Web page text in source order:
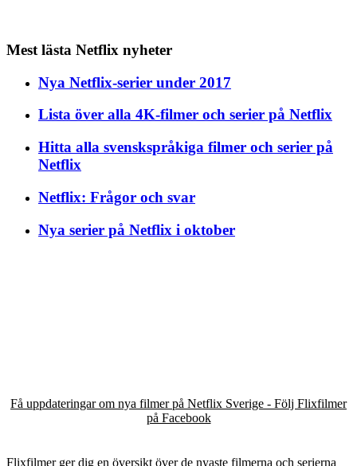
Mest lästa Netflix nyheter
Nya Netflix-serier under 2017
Lista över alla 4K-filmer och serier på Netflix
Hitta alla svenskspråkiga filmer och serier på
Netflix
Netflix: Frågor och svar
Nya serier på Netflix i oktober
Få uppdateringar om nya filmer på Netflix Sverige - Följ Flixfilmer
på Facebook
Flixfilmer ger dig en översikt över de nyaste filmerna och serierna